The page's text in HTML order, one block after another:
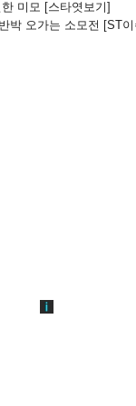
미모 [스타엿보기]
박 오가는 소모전 [ST이